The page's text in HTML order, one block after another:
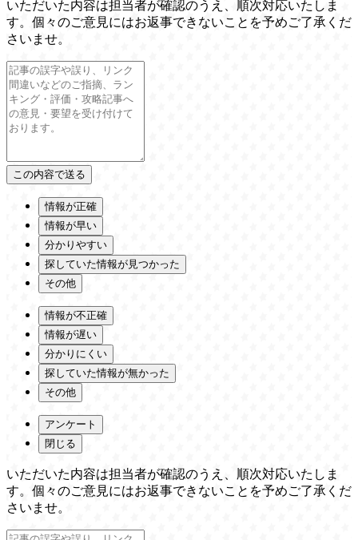
いただいた内容は担当者が確認のうえ、順次対応いたしま
す。個々のご意見にはお返事できないことを予めご了承くだ
さいませ。
情報が正確
情報が早い
分かりやすい
探していた情報が見つかった
その他
情報が不正確
情報が遅い
分かりにくい
探していた情報が無かった
その他
アンケート
閉じる
いただいた内容は担当者が確認のうえ、順次対応いたしま
す。個々のご意見にはお返事できないことを予めご了承くだ
さいませ。